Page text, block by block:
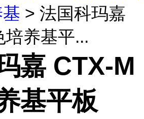
> 法国科玛嘉
养基平...
嘉 CTX-M
基平板